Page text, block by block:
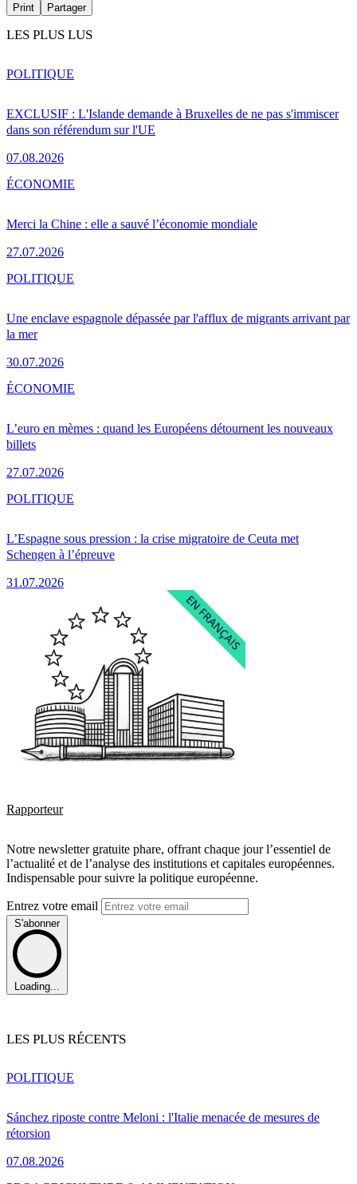
Print Partager
LES PLUS LUS
EXCLUSIF : L'Islande demande à Bruxelles de ne pas s'immiscer
dans son référendum sur l'UE
07.08.2026
POLITIQUE
Merci la Chine : elle a sauvé l’économie mondiale
27.07.2026
ÉCONOMIE
Une enclave espagnole dépassée par l'afflux de migrants arrivant par
la mer
30.07.2026
POLITIQUE
L’euro en mèmes : quand les Européens détournent les nouveaux
billets
27.07.2026
ÉCONOMIE
L’Espagne sous pression : la crise migratoire de Ceuta met
Schengen à l’épreuve
31.07.2026
POLITIQUE
Rapporteur
Notre newsletter gratuite phare, offrant chaque jour l’essentiel de
l’actualité et de l’analyse des institutions et capitales européennes.
Indispensable pour suivre la politique européenne.
Entrez votre email
S'abonner
Loading...
LES PLUS RÉCENTS
Sánchez riposte contre Meloni : l'Italie menacée de mesures de
rétorsion
07.08.2026
POLITIQUE